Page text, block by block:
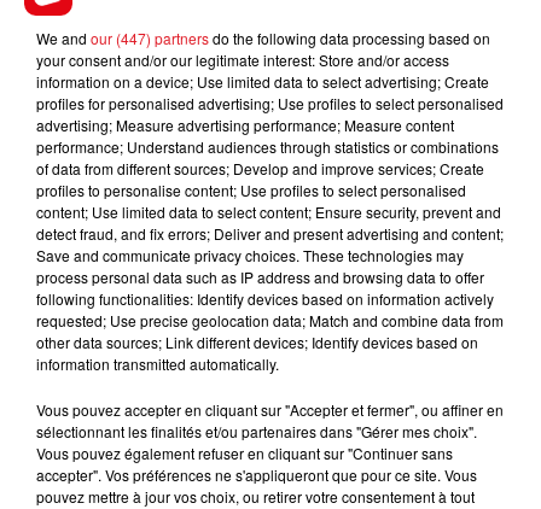
FIL D'ACTUS
15 juillet 2026
BÉTHUNE: ENQUÊTE POUR HOMICIDE
Selon les premiers éléments, le logement servait
à des prostituées
We and our (447) partnersdo the following data processing based on
your consent and/or our legitimate interest: Store and/or access
information on a device; Use limited data to select advertising; Create
profiles for personalised advertising; Use profiles to select personalised
advertising; Measure advertising performance; Measure content
performance; Understand audiences through statistics or combinations
of data from different sources; Develop and improve services; Create
profiles to personalise content; Use profiles to select personalised
content; Use limited data to select content; Ensure security, prevent and
detect fraud, and fix errors; Deliver and present advertising and content;
Save and communicate privacy choices. These technologies may
process personal data such as IP address and browsing data to offer
following functionalities: Identify devices based on information actively
requested; Use precise geolocation data; Match and combine data from
other data sources; Link different devices; Identify devices based on
information transmitted automatically.
Vous pouvez accepter en cliquant sur "Accepter et fermer", ou affiner en
sélectionnant les finalités et/ou partenaires dans "Gérer mes choix".
Vous pouvez également refuser en cliquant sur "Continuer sans
accepter". Vos préférences ne s'appliqueront que pour ce site. Vous
pouvez mettre à jour vos choix, ou retirer votre consentement à tout